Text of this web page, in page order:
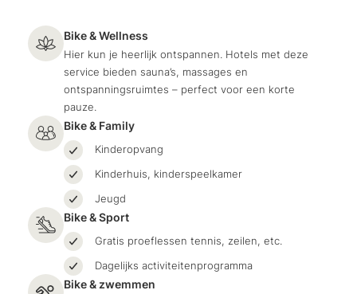
Bike & Wellness
Hier kun je heerlijk ontspannen. Hotels met deze
service bieden sauna’s, massages en
ontspanningsruimtes – perfect voor een korte
pauze.
Bike & Family
Kinderopvang
Kinderhuis, kinderspeelkamer
Jeugd
Bike & Sport
Gratis proeflessen tennis, zeilen, etc.
Dagelijks activiteitenprogramma
Bike & zwemmen